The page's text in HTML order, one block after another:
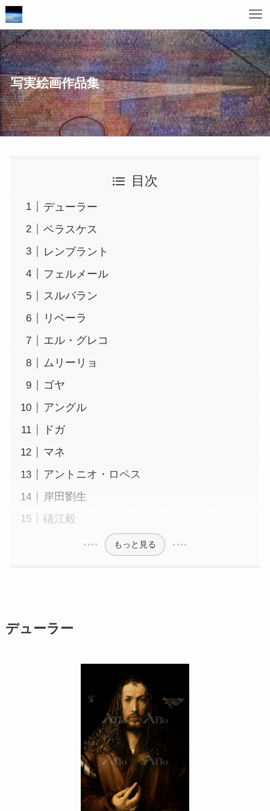
写実絵画作品集
目次
デューラー
ベラスケス
レンブラント
フェルメール
スルバラン
リベーラ
エル・グレコ
ムリーリョ
ゴヤ
アングル
ドガ
マネ
アントニオ・ロペス
岸田劉生
礒江毅
もっと見る
デューラー